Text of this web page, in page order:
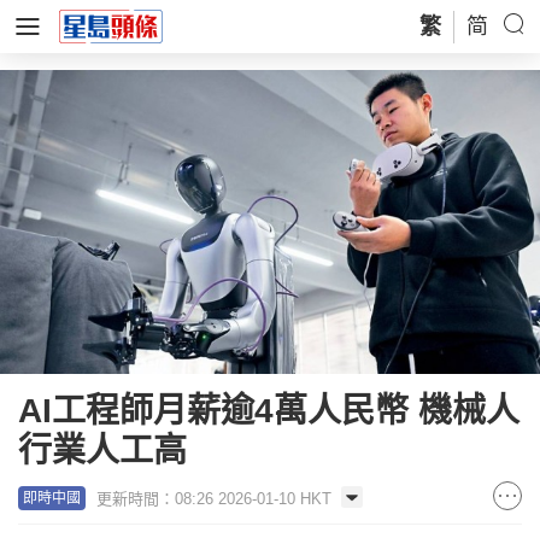
繁 简
AI工程師月薪逾4萬人民幣 機械人
行業人工高
即時中國 更新時間：08:26 2026-01-10 HKT